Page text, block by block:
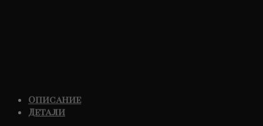
Описание
Детали